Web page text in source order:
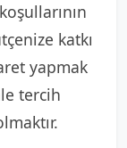
katkı
yapmak
tercih